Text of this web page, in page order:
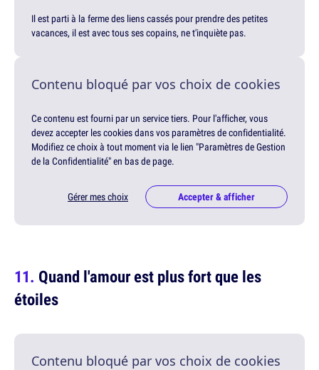
Il est parti à la ferme des liens cassés pour prendre des petites
vacances, il est avec tous ses copains, ne t'inquiète pas.
Contenu bloqué par vos choix de cookies
Ce contenu est fourni par un service tiers. Pour l'afficher, vous
devez accepter les cookies dans vos paramètres de confidentialité.
Modifiez ce choix à tout moment via le lien "Paramètres de Gestion
de la Confidentialité" en bas de page.
Gérer mes choix Accepter & afficher
Quand l'amour est plus fort que les
étoiles
Contenu bloqué par vos choix de cookies